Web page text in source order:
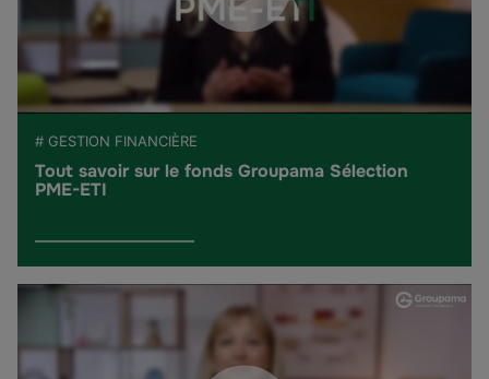
# GESTION FINANCIÈRE
Tout savoir sur le fonds Groupama Sélection
PME-ETI